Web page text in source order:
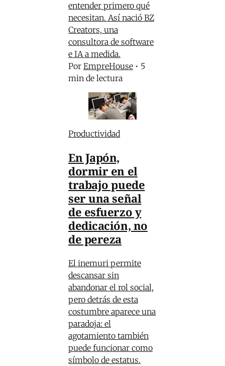
entender primero qué
necesitan. Así nació BZ
Creators, una
consultora de software
e IA a medida.
Por EmpreHouse • 5
min de lectura
Productividad
En Japón,
dormir en el
trabajo puede
ser una señal
de esfuerzo y
dedicación, no
de pereza
El inemuri permite
descansar sin
abandonar el rol social,
pero detrás de esta
costumbre aparece una
paradoja: el
agotamiento también
puede funcionar como
símbolo de estatus.